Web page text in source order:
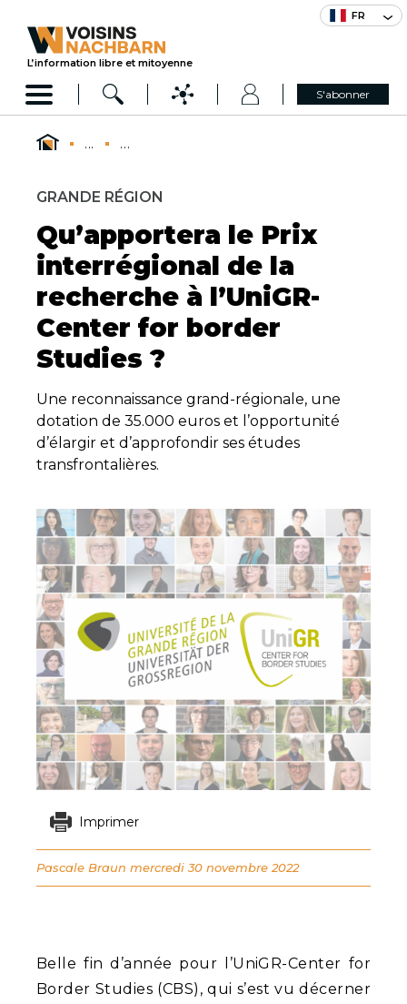
FR
L’information libre et mitoyenne
S'abonner
... ...
GRANDE RÉGION
Qu’apportera le Prix
interrégional de la
recherche à l’UniGR-
Center for border
Studies ?
Une reconnaissance grand-régionale, une
dotation de 35.000 euros et l’opportunité
d’élargir et d’approfondir ses études
transfrontalières.
Belle fin d’année pour l’UniGR-Center for
Border Studies (CBS), qui s’est vu décerner
Imprimer
Pascale Braun mercredi 30 novembre 2022